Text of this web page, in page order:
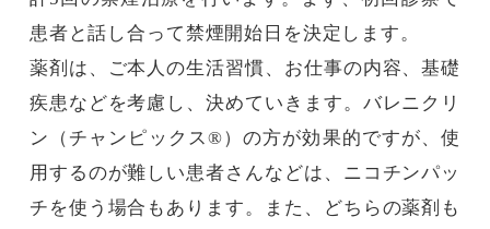
患者と話し合って禁煙開始日を決定します。
薬剤は、ご本人の生活習慣、お仕事の内容、基礎
疾患などを考慮し、決めていきます。バレニクリ
ン（チャンピックス®）の方が効果的ですが、使
用するのが難しい患者さんなどは、ニコチンパッ
チを使う場合もあります。また、どちらの薬剤も